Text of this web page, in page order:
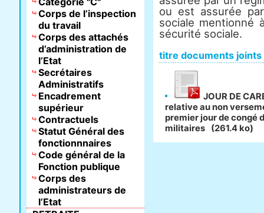
ou est assurée
sociale mentionné
sécurité sociale.
titre documents joints
JOUR DE
relative au non
premier jour de congé
militaires
(261.4 ko)
Corps de l’inspection
du travail
Corps des attachés
d’administration de
l’Etat
Secrétaires
Administratifs
Encadrement
supérieur
Contractuels
Statut Général des
fonctionnnaires
Code général de la
Fonction publique
Corps des
administrateurs de
l’Etat